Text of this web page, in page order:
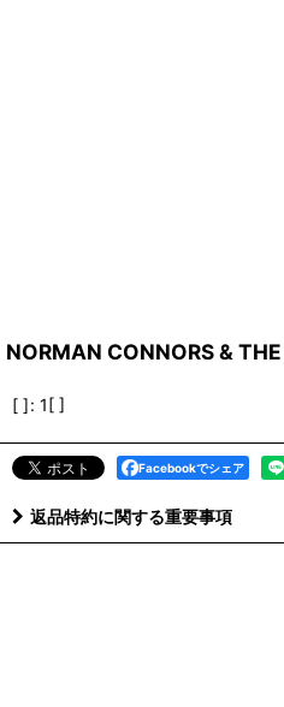
NORMAN CONNORS &
[ ]: 1[ ]
Facebookでシェア
返品特約に関する重要事項